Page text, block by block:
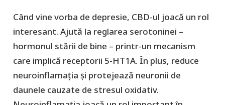
Când vine vorba de depresie, CBD-ul joacă un rol
interesant. Ajută la reglarea serotoninei –
hormonul stării de bine – printr-un mecanism
care implică receptorii 5-HT1A. În plus, reduce
neuroinflamația și protejează neuronii de
daunele cauzate de stresul oxidativ.